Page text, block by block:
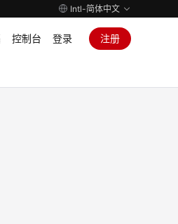
Intl-简体中文
控制台 登录 注册